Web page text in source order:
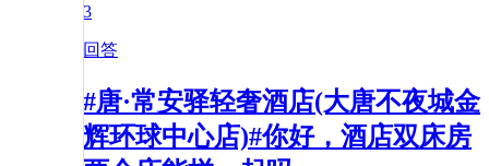
3
回答
#唐·常安驿轻奢酒店(大唐不夜城金
辉环球中心店)#你好，酒店双床房